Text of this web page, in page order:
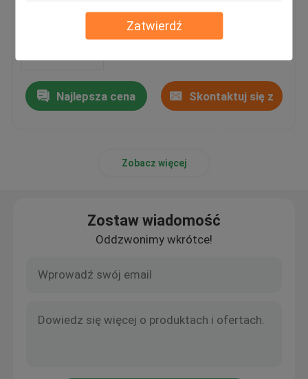
Zatwierdź
wyciskania koksu proszkowego
Sterowanie programowe LC
MOQ：1 zestaw
Najlepsza cena Skontaktuj się z
Zobacz więcej
Zostaw wiadomość
Oddzwonimy wkrótce!